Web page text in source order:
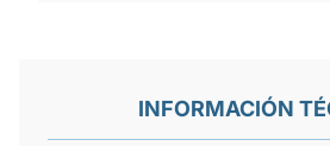
INFORMACIÓN